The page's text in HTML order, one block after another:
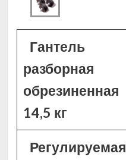
Гантель
разборная
обрезиненная
14,5 кг
Регулируемая